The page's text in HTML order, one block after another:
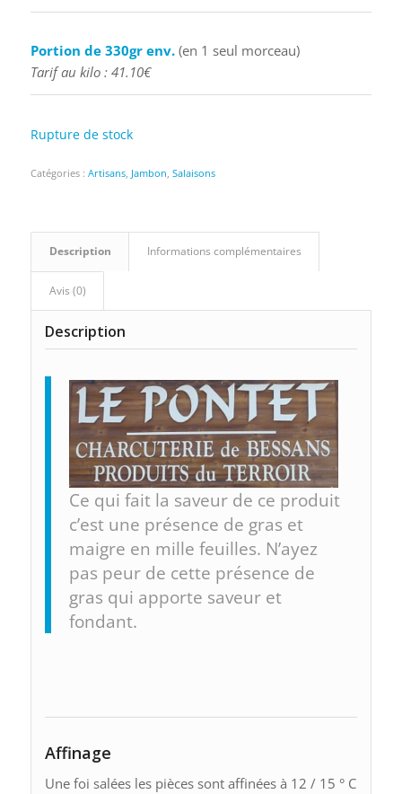
Portion de 330gr env.(en 1 seul morceau)
Tarif au kilo : 41.10€
Rupture de stock
Catégories : Artisans, Jambon, Salaisons
Description Informations complémentaires
Avis (0)
Description
Ce qui fait la saveur de ce produit
c’est une présence de gras et
maigre en mille feuilles. N’ayez
pas peur de cette présence de
gras qui apporte saveur et
fondant.
Affinage
Une foi salées les pièces sont affinées à 12 / 15 ° C